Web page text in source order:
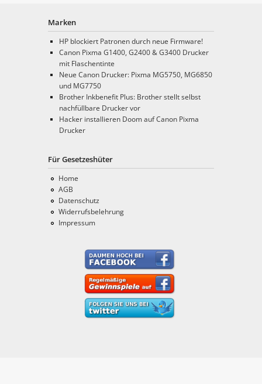
Marken
HP blockiert Patronen durch neue Firmware!
Canon Pixma G1400, G2400 & G3400 Drucker
mit Flaschentinte
Neue Canon Drucker: Pixma MG5750, MG6850
und MG7750
Brother Inkbenefit Plus: Brother stellt selbst
nachfüllbare Drucker vor
Hacker installieren Doom auf Canon Pixma
Drucker
Für Gesetzeshüter
Home
AGB
Datenschutz
Widerrufsbelehrung
Impressum